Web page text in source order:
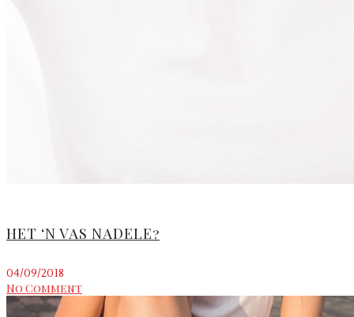
HET ‘N VAS NADELE?
04/09/2018
No Comment